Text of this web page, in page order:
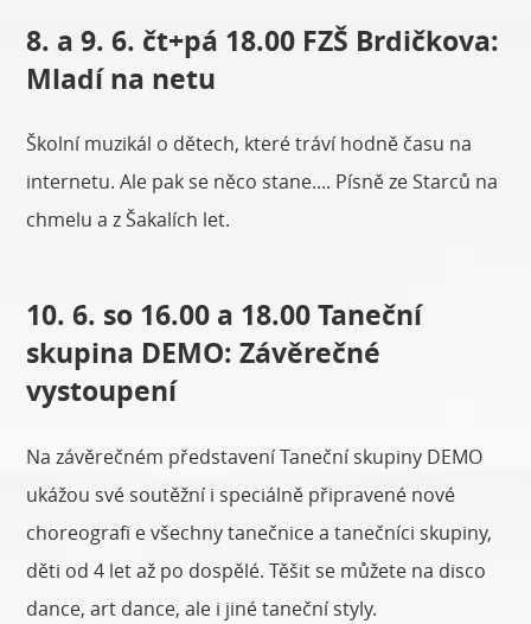
8. a 9. 6. čt+pá 18.00 FZŠ Brdičkova:
Mladí na netu
Školní muzikál o dětech, které tráví hodně času na
internetu. Ale pak se něco stane.... Písně ze Starců na
chmelu a z Šakalích let.
10. 6. so 16.00 a 18.00 Taneční
skupina DEMO: Závěrečné
vystoupení
Na závěrečném představení Taneční skupiny DEMO
ukážou své soutěžní i speciálně připravené nové
choreografi e všechny tanečnice a tanečníci skupiny,
děti od 4 let až po dospělé. Těšit se můžete na disco
dance, art dance, ale i jiné taneční styly.